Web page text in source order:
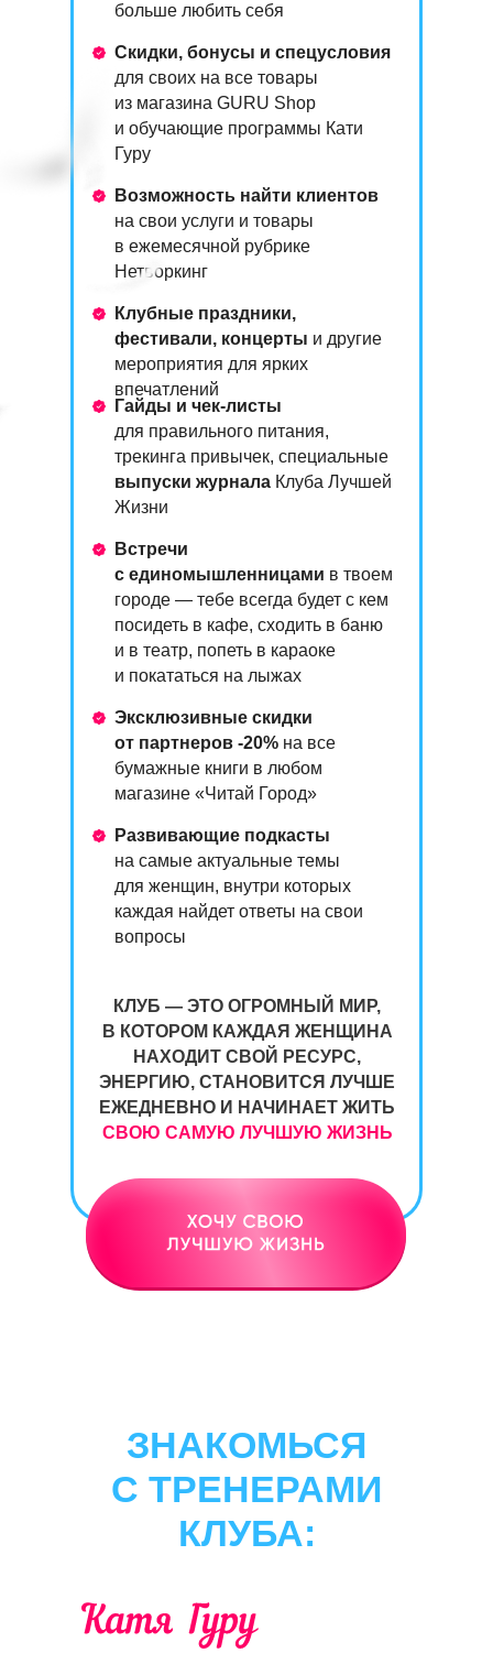
больше любить себя
Скидки, бонусы и спецусловия
для своих на все товары
из магазина GURU Shop
и обучающие программы Кати
Гуру
Встречи
с единомышленницами в твоем
городе — тебе всегда будет с кем
посидеть в кафе, сходить в баню
и в театр, попеть в караоке
и покататься на лыжах
Развивающие подкасты
на самые актуальные темы
для женщин, внутри которых
каждая найдет ответы на свои
вопросы
Клубные праздники,
фестивали, концерты и другие
мероприятия для ярких
впечатлений
Эксклюзивные скидки
от партнеров -20% на все
бумажные книги в любом
магазине «Читай Город»
Возможность найти клиентов
на свои услуги и товары
в ежемесячной рубрике
Нетворкинг
Гайды и чек-листы
для правильного питания,
трекинга привычек, специальные
выпуски журнала Клуба Лучшей
Жизни
КЛУБ — ЭТО ОГРОМНЫЙ МИР,
В КОТОРОМ КАЖДАЯ ЖЕНЩИНА
НАХОДИТ СВОЙ РЕСУРС,
ЭНЕРГИЮ, СТАНОВИТСЯ ЛУЧШЕ
ЕЖЕДНЕВНО И НАЧИНАЕТ ЖИТЬ
СВОЮ САМУЮ ЛУЧШУЮ ЖИЗНЬ
ЗНАКОМЬСЯ
С ТРЕНЕРАМИ
КЛУБА: